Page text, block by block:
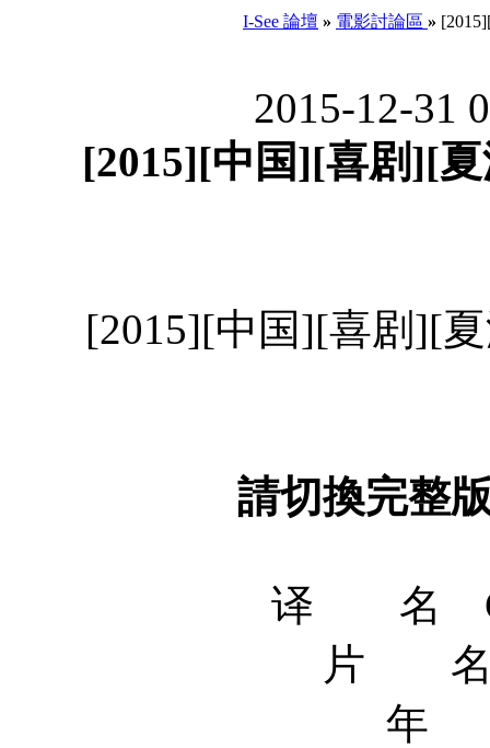
I-See 論壇 » 電影討論區 »
2015-12-31
[2015][中国][喜剧][
[2015][中国][喜剧][
請切換完整
译 名
片 名
年